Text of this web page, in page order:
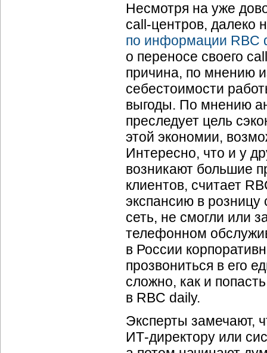
Несмотря на уже
call-центров, далеко
по информации RBC
о переносе своего
причина, по мнению
себестоимости
выгоды. По мнению
преследует цель
этой экономии,
Интересно, что и у
возникают большие
клиентов, считает
экспансию в розницу
сеть, не смогли или
телефонном
в России
прозвониться в его
сложно, как и
в RBC daily.
Эксперты замечают,
ИТ-директору или